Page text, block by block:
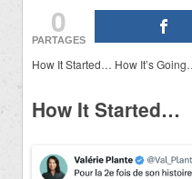
0
PARTAGES
How It Started… How It’s
How It Started…